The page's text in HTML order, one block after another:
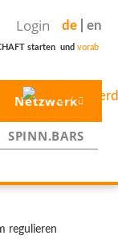
starten und vorab
Netzwerk
SPINN.BARS
Login en
de
regulieren